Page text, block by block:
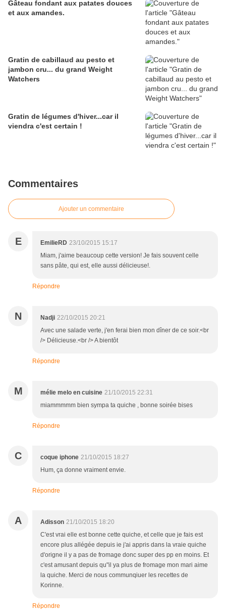
Gâteau fondant aux patates douces
et aux amandes.
Gratin de cabillaud au pesto et
jambon cru... du grand Weight
Watchers
Gratin de légumes d'hiver...car il
viendra c'est certain !
Commentaires
Ajouter un commentaire
E EmilieRD 23/10/2015 15:17
Miam, j'aime beaucoup cette version! Je fais souvent celle
sans pâte, qui est, elle aussi délicieuse!.
Répondre
N Nadji 22/10/2015 20:21
Avec une salade verte, j'en ferai bien mon dîner de ce soir.<br
/> Délicieuse.<br /> A bientôt
Répondre
M mélie melo en cuisine 21/10/2015 22:31
miammmmm bien sympa ta quiche , bonne soirée bises
Répondre
C coque iphone 21/10/2015 18:27
Hum, ça donne vraiment envie.
Répondre
A Adisson 21/10/2015 18:20
C'est vrai elle est bonne cette quiche, et celle que je fais est
encore plus allégée depuis ie j'ai appris dans la vraie quiche
d'origne il y a pas de fromage donc super des pp en moins. Et
c'est amusant depuis qu"il ya plus de fromage mon mari aime
la quiche. Merci de nous communqiuer les recettes de
Korinne.
Répondre